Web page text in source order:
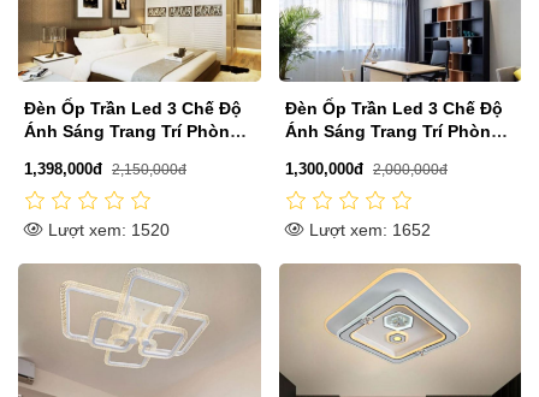
Ốp Trần Led 3 Chế Độ
Sáng Trang Trí Phòng
2,150,000đ
xem: 1520
Đèn Ốp Trần Led 3 Chế Độ
Ánh Sáng Trang Trí Phòng
1,300,000đ 2,000,000đ
Lượt xem: 1652
Đèn
Ánh